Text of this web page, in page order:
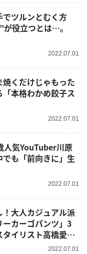
でツルンとむく方
役立つとは…。
2022.07.01
焼くだけじゃもった
本格わかめ餃子ス
2022.07.01
人気YouTuber川原
も「前向きに」生
2022.07.01
大人カジュアル派
カーゴパンツ」3
イリスト高橋愛直
2022.07.01